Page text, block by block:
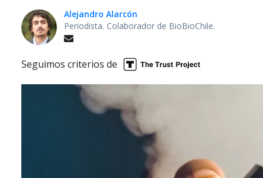
Alejandro Alarcón
Periodista. Colaborador de BioBioChile.
Seguimos criterios de